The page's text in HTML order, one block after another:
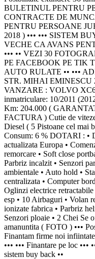
BULETINUL PENTRU
CONTRACTE DE
PENTRU PERSOANE
2018 ) ••• ••• SISTEM
VECHE CA AVANS
••• •• VEZI 30
PE FACEBOOK PE TIK
AUTO RULATE •• •••
STR. MIHAI EMINESCU
VANZARE : VOLVO
inmatriculare: 10/2011
Km: 204.000 (
FACTURA ) Cutie de
Diesel ( 5 Pistoane cel mai
Consum: 6 % DOTARI : •
actualizata Europa •
remorcare • Soft close
Parbriz incalzit • Senzori
ambientale • Auto hold •
centralizata • Computer
Oglinzi electrice
esp • 10 Airbaguri • Volan
ionizate fabrica • Parbriz
Senzori ploaie • 2 Chei Se
amanuntita ( FOTO ) •••
Finantam firme noi infiintate
••• ••• Finantare pe loc
sistem buy back ••